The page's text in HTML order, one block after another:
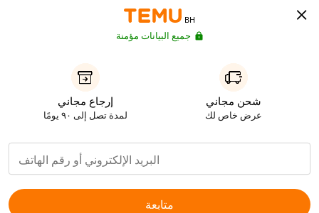
BH
جميع البيانات مؤمنة
شحن مجاني
عرض خاص لك
إرجاع مجاني
لمدة تصل إلى ٩٠ يومًا
متابعة